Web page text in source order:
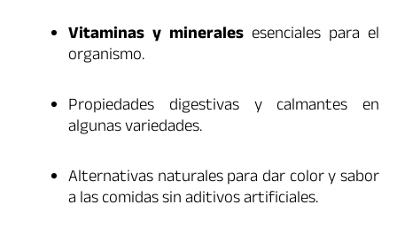
Vitaminas y minerales esenciales para el
organismo.
Propiedades digestivas y calmantes en
algunas variedades.
Alternativas naturales para dar color y sabor
a las comidas sin aditivos artificiales.